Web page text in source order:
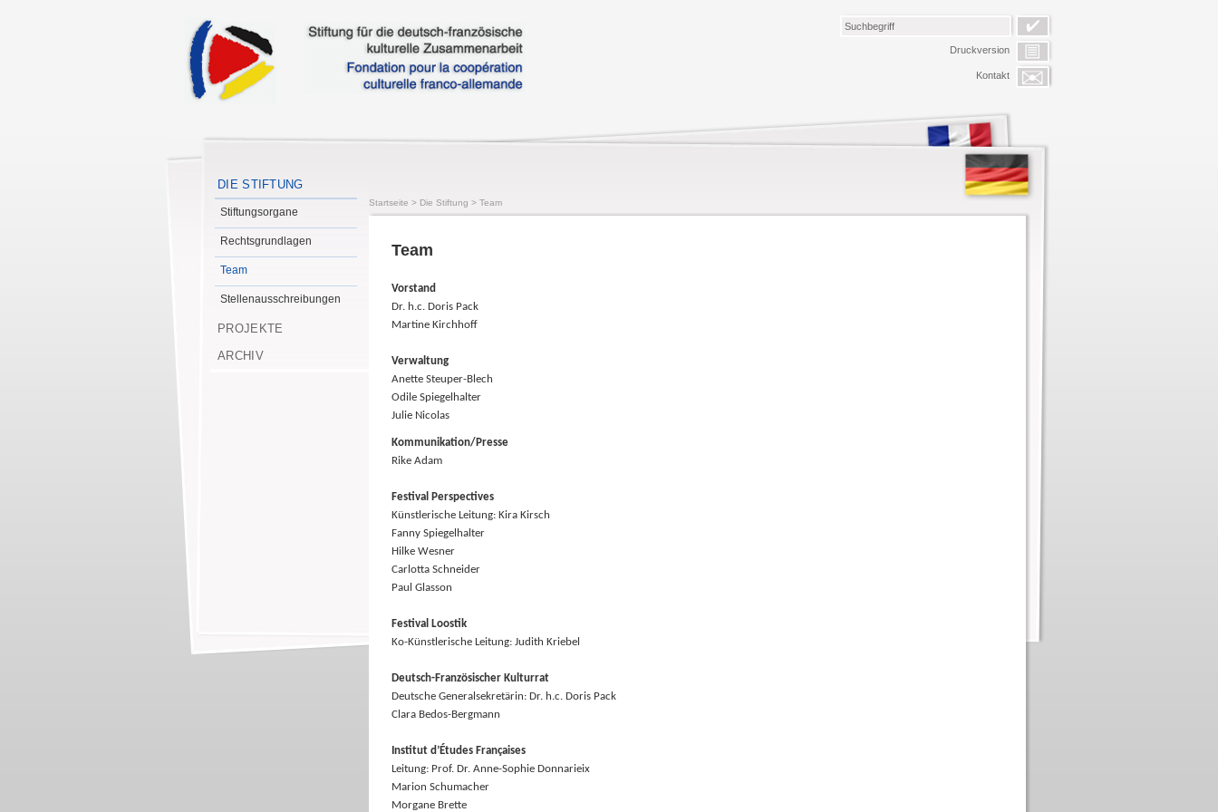
Druckversion
Kontakt
DIE STIFTUNG
Stiftungsorgane
Rechtsgrundlagen
Team
Stellenausschreibungen
PROJEKTE
ARCHIV
Startseite > Die Stiftung > Team
Team
Vorstand
Dr. h.c. Doris Pack
Martine Kirchhoff
Verwaltung
Anette Steuper-Blech
Odile Spiegelhalter
Julie Nicolas
Kommunikation/Presse
Rike Adam
Festival Perspectives
Künstlerische Leitung: Kira Kirsch
Fanny Spiegelhalter
Hilke Wesner
Carlotta Schneider
Paul Glasson
Festival Loostik
Ko-Künstlerische Leitung: Judith Kriebel
Deutsch-Französischer Kulturrat
Deutsche Generalsekretärin: Dr. h.c. Doris Pack
Clara Bedos-Bergmann
Institut d’Études Françaises
Leitung: Prof. Dr. Anne-Sophie Donnarieix
Marion Schumacher
Morgane Brette